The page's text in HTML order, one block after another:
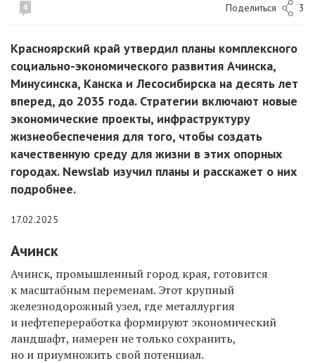
4 Поделиться 3
Красноярский край утвердил планы комплексного
социально-экономического развития Ачинска,
Минусинска, Канска и Лесосибирска на десять лет
вперед, до 2035 года. Стратегии включают новые
экономические проекты, инфраструктуру
жизнеобеспечения для того, чтобы создать
качественную среду для жизни в этих опорных
городах. Newslab изучил планы и расскажет о них
подробнее.
17.02.2025
Ачинск
Ачинск, промышленный город края, готовится
к масштабным переменам. Этот крупный
железнодорожный узел, где металлургия
и нефтепереработка формируют экономический
ландшафт, намерен не только сохранить,
но и приумножить свой потенциал.